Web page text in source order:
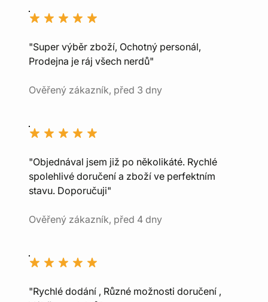
"Super výběr zboží, Ochotný personál,
Prodejna je ráj všech nerdů"
Ověřený zákazník, před 3 dny
"Objednával jsem již po několikáté. Rychlé
spolehlivé doručení a zboží ve perfektním
stavu. Doporučuji"
Ověřený zákazník, před 4 dny
"Rychlé dodání , Různé možnosti doručení ,